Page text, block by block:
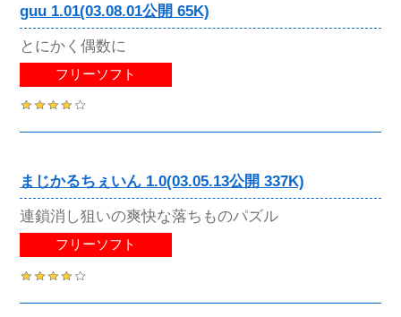
guu 1.01(03.08.01公開 65K)
とにかく偶数に
フリーソフト
まじかるちぇいん 1.0(03.05.13公開 337K)
連鎖消し狙いの爽快な落ちものパズル
フリーソフト